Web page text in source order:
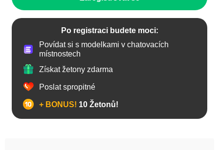
Po registraci budete moci:
Povídat si s modelkami v chatovacích
místnostech
Získat žetony zdarma
Poslat spropitné
+ BONUS! 10 Žetonů!